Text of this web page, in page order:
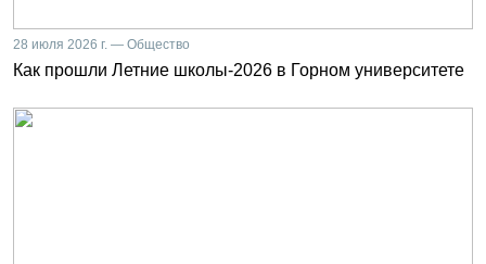
28 июля 2026 г. — Общество
Как прошли Летние школы-2026 в Горном университете